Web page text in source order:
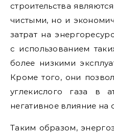
строительства
чистыми, но и
затрат на
с использованием
более низкими
Кроме того, они
углекислого газа в
негативное влияние
Таким образом,